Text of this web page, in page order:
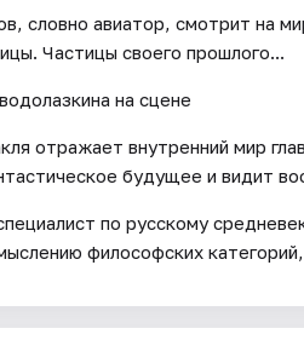
словно авиатор, смотрит на
Частицы своего прошлого...
на сцене
отражает внутренний мир
будущее и видит
по русскому
философских